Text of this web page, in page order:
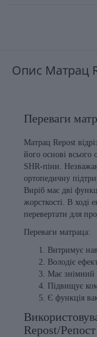
Опис Матрац
Переваги
Матрац Repost
його основі всього
SHR-піни.
ортопедичну
Виріб має дві
жорсткості. В ході
перевертати для
Переваги матраца:
Витримує
Володіє
Має знімний
Підвищує
Є функція
Repost/Репост